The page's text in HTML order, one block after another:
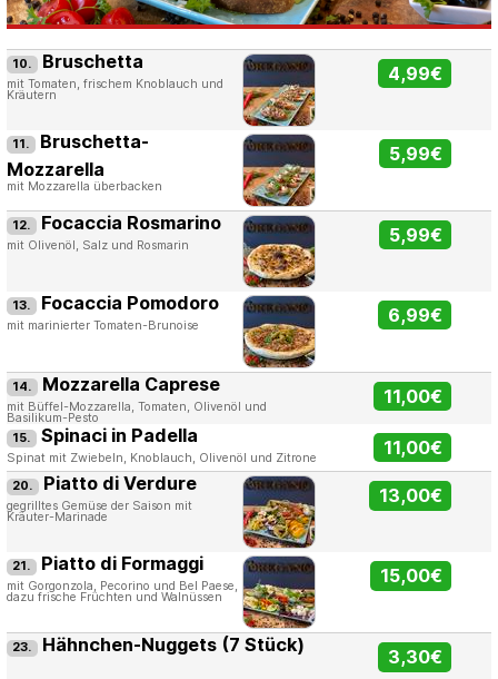
10. Bruschetta
mit Tomaten, frischem Knoblauch und
Kräutern
4,99€
11. Bruschetta-
Mozzarella
mit Mozzarella überbacken
5,99€
12. Focaccia Rosmarino
mit Olivenöl, Salz und Rosmarin 5,99€
13. Focaccia Pomodoro
mit marinierter Tomaten-Brunoise 6,99€
14. Mozzarella Caprese
mit Büffel-Mozzarella, Tomaten, Olivenöl und
Basilikum-Pesto
11,00€
15. Spinaci in Padella
Spinat mit Zwiebeln, Knoblauch, Olivenöl und Zitrone 11,00€
20. Piatto di Verdure
gegrilltes Gemüse der Saison mit
Kräuter-Marinade
13,00€
21. Piatto di Formaggi
mit Gorgonzola, Pecorino und Bel Paese,
dazu frische Früchten und Walnüssen
15,00€
23. Hähnchen-Nuggets (7 Stück)
3,30€